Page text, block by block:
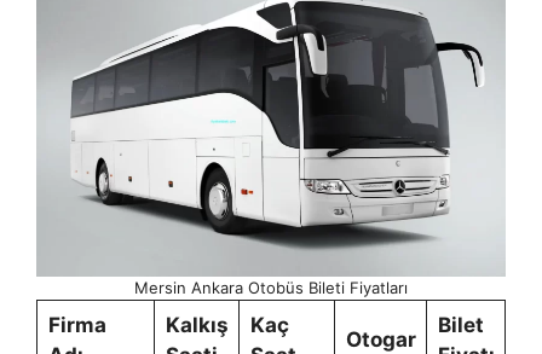
Mersin Ankara Otobüs Bileti Fiyatları
Firma
Kalkış
Kaç
Otogar
Bilet